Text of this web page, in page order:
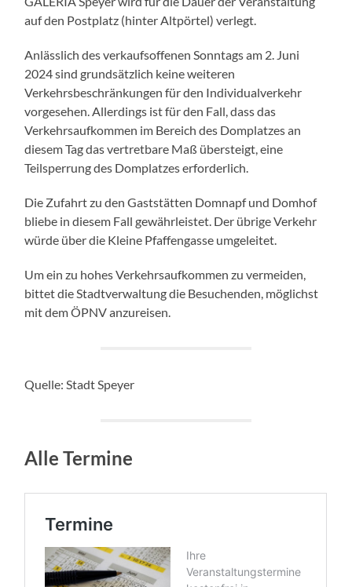
auf den Postplatz (hinter Altpörtel) verlegt.
Anlässlich des verkaufsoffenen Sonntags am 2. Juni
2024 sind grundsätzlich keine weiteren
Verkehrsbeschränkungen für den Individualverkehr
vorgesehen. Allerdings ist für den Fall, dass das
Verkehrsaufkommen im Bereich des Domplatzes an
diesem Tag das vertretbare Maß übersteigt, eine
Teilsperrung des Domplatzes erforderlich.
Die Zufahrt zu den Gaststätten Domnapf und Domhof
bliebe in diesem Fall gewährleistet. Der übrige Verkehr
würde über die Kleine Pfaffengasse umgeleitet.
Um ein zu hohes Verkehrsaufkommen zu vermeiden,
bittet die Stadtverwaltung die Besuchenden, möglichst
mit dem ÖPNV anzureisen.
Quelle: Stadt Speyer
Alle Termine